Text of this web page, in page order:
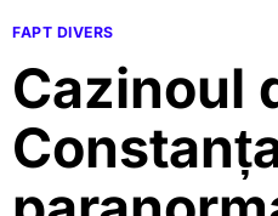
FAPT DIVERS
Cazinoul